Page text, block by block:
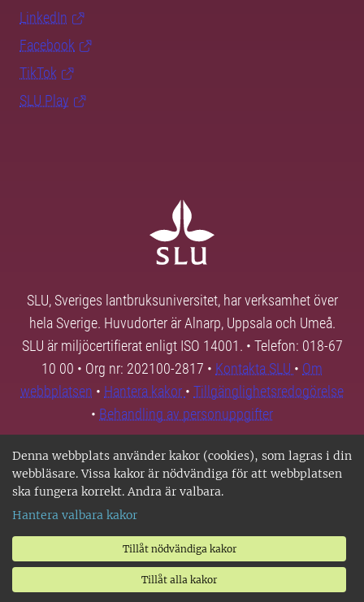
Denna webbplats använder kakor (cookies), som lagras i din
webbläsare. Vissa kakor är nödvändiga för att webbplatsen
ska fungera korrekt. Andra är valbara.
Hantera valbara kakor
Tillåt nödvändiga kakor
Tillåt alla kakor
LinkedIn
Facebook
TikTok
SLU Play
SLU, Sveriges lantbruksuniversitet, har verksamhet över
hela Sverige. Huvudorter är Alnarp, Uppsala och Umeå.
SLU är miljöcertifierat enligt ISO 14001. • Telefon: 018-67
10 00 • Org nr: 202100-2817 • Kontakta SLU • Om
webbplatsen • Hantera kakor • Tillgänglighetsredogörelse
• Behandling av personuppgifter